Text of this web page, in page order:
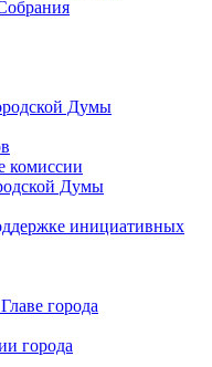
Думы
комиссии
Думы
инициативных
города
города